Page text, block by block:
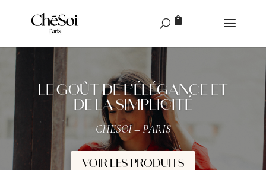
LE GOÛT DE L’ÉLÉGANCE ET
DE LA SIMPLICITÉ
CHĒSOI – PARIS
VOIR LES PRODUITS